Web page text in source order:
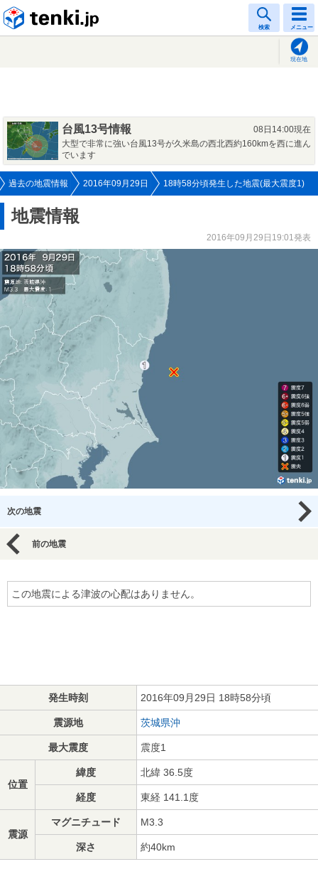
検索 メニュー
現在地
台風13号情報
08日14:00現在
大型で非常に強い台風13号が久米島の西北西約160kmを西に進ん
でいます
過去の地震情報 2016年09月29日 18時58分頃発生した地震(最大震度1)
地震情報
2016年09月29日19:01発表
次の地震
前の地震
この地震による津波の心配はありません。
発生時刻 2016年09月29日 18時58分頃
震源地 茨城県沖
最大震度 震度1
位置
緯度 北緯 36.5度
経度 東経 141.1度
震源
マグニチュード M3.3
深さ 約40km